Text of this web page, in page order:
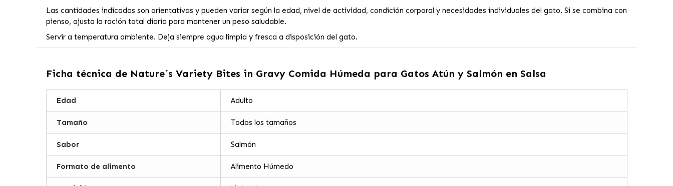
Las cantidades indicadas son orientativas y pueden variar según la edad, nivel de actividad, condición corporal y necesidades individuales del gato. Si se combina con
pienso, ajusta la ración total diaria para mantener un peso saludable.
Servir a temperatura ambiente. Deja siempre agua limpia y fresca a disposición del gato.
Ficha técnica de Nature´s Variety Bites in Gravy Comida Húmeda para Gatos Atún y Salmón en Salsa
Edad Adulto
Tamaño Todos los tamaños
Sabor Salmón
Formato de alimento Alimento Húmedo